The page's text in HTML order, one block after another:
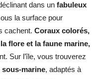
dans un fabuleux
la surface pour
cachent. Coraux colorés,
la flore et la faune marine,
Sur l’île, vous trouverez
sous-marine, adaptés à